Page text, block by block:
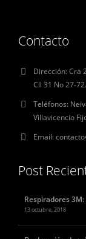
Contacto
Dirección:Cra
Cll 31 No 27-
Teléfonos:
Villavicencio
Email:
Post
Respiradores
13 octubre, 2018